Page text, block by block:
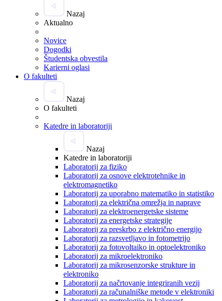
Nazaj
Aktualno
Novice
Dogodki
Študentska obvestila
Karierni oglasi
O fakulteti
Nazaj
O fakulteti
Katedre in laboratoriji
Nazaj
Katedre in laboratoriji
Laboratorij za fiziko
Laboratorij za osnove elektrotehnike in
elektromagnetiko
Laboratorij za uporabno matematiko in statistiko
Laboratorij za električna omrežja in naprave
Laboratorij za elektroenergetske sisteme
Laboratorij za energetske strategije
Laboratorij za preskrbo z električno energijo
Laboratorij za razsvetljavo in fotometrijo
Laboratorij za fotovoltaiko in optoelektroniko
Laboratorij za mikroelektroniko
Laboratorij za mikrosenzorske strukture in
elektroniko
Laboratorij za načrtovanje integriranih vezij
Laboratorij za računalniške metode v elektroniki